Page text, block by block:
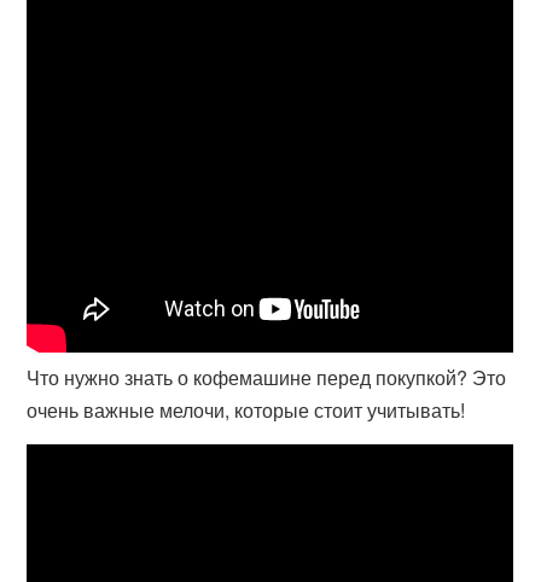
Что нужно знать о кофемашине перед покупкой? Это
очень важные мелочи, которые стоит учитывать!